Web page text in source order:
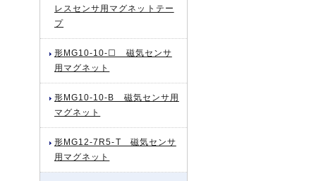
レスセンサ用マグネットテー
プ
形MG10-10-☐ 磁気センサ
用マグネット
形MG10-10-B 磁気センサ用
マグネット
形MG12-7R5-T 磁気センサ
用マグネット